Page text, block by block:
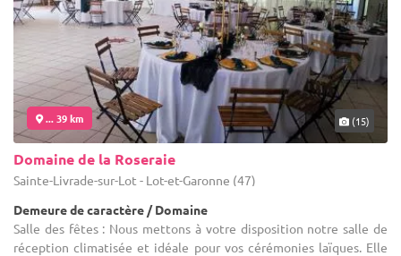
... 39 km (15)
Domaine de la Roseraie
Sainte-Livrade-sur-Lot - Lot-et-Garonne (47)
Demeure de caractère / Domaine
Salle des fêtes : Nous mettons à votre disposition notre salle de
réception climatisée et idéale pour vos cérémonies laïques. Elle